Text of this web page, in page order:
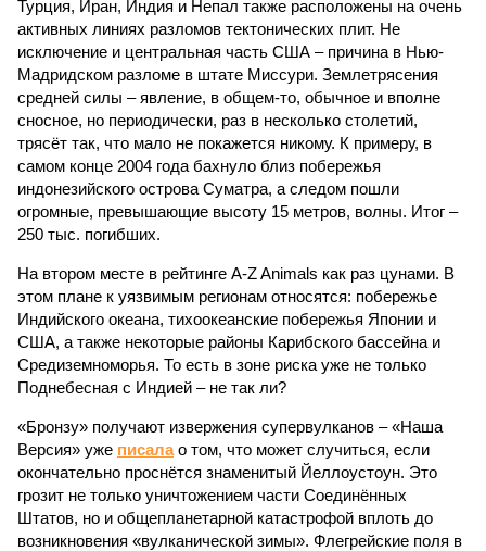
Турция, Иран, Индия и Непал также расположены на очень
активных линиях разломов тектонических плит. Не
исключение и центральная часть США – причина в Нью-
Мадридском разломе в штате Миссури. Землетрясения
средней силы – явление, в общем-то, обычное и вполне
сносное, но периодически, раз в несколько столетий,
трясёт так, что мало не покажется никому. К примеру, в
самом конце 2004 года бахнуло близ побережья
индонезийского острова Суматра, а следом пошли
огромные, превышающие высоту 15 метров, волны. Итог –
250 тыс. погибших.
На втором месте в рейтинге A-Z Animals как раз цунами. В
этом плане к уязвимым регионам относятся: побережье
Индийского океана, тихо­океанские побережья Японии и
США, а также некоторые районы Карибского бассейна и
Средиземноморья. То есть в зоне риска уже не только
Поднебесная с Индией – не так ли?
«Бронзу» получают извержения супервулканов – «Наша
Версия» уже писалао том, что может случиться, если
окончательно проснётся знаменитый Йеллоустоун. Это
грозит не только уничтожением части Соединённых
Штатов, но и общепланетарной катастрофой вплоть до
возникновения «вулканической зимы». Флегрейские поля в